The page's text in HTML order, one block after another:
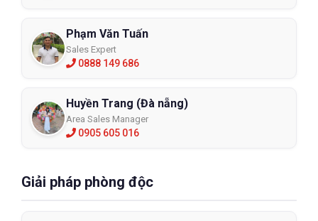
Phạm Văn Tuấn
Sales Expert
0888 149 686
Huyền Trang (Đà nẵng)
Area Sales Manager
0905 605 016
Giải pháp phòng độc